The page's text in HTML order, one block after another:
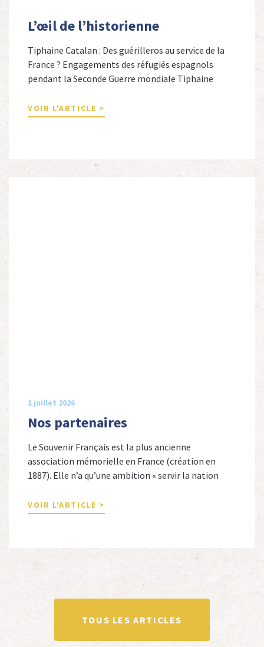
L’œil de l’historienne
Tiphaine Catalan : Des guérilleros au service de la
France ? Engagements des réfugiés espagnols
pendant la Seconde Guerre mondiale Tiphaine
secondaire et docteure en études hispaniques. Elle
est spécialiste de l’histoire contemporaine des
VOIR L'ARTICLE >
1 juillet 2026
Nos partenaires
Le Souvenir Français est la plus ancienne
association mémorielle en France (création en
1887). Elle n’a qu’une ambition « servir la nation
nationale de la France. Afin d’atteindre cet objectif,
Le Souvenir Français entretient des liens amicaux
totalité ou partiellement afin de faire vivre […]
VOIR L'ARTICLE >
TOUS LES ARTICLES